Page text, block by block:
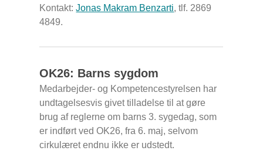
Kontakt:Jonas Makram Benzarti, tlf. 2869
4849.
OK26: Barns sygdom
Medarbejder- og Kompetencestyrelsen har
undtagelsesvis givet tilladelse til at gøre
brug af reglerne om barns 3. sygedag, som
er indført ved OK26, fra 6. maj, selvom
cirkulæret endnu ikke er udstedt.